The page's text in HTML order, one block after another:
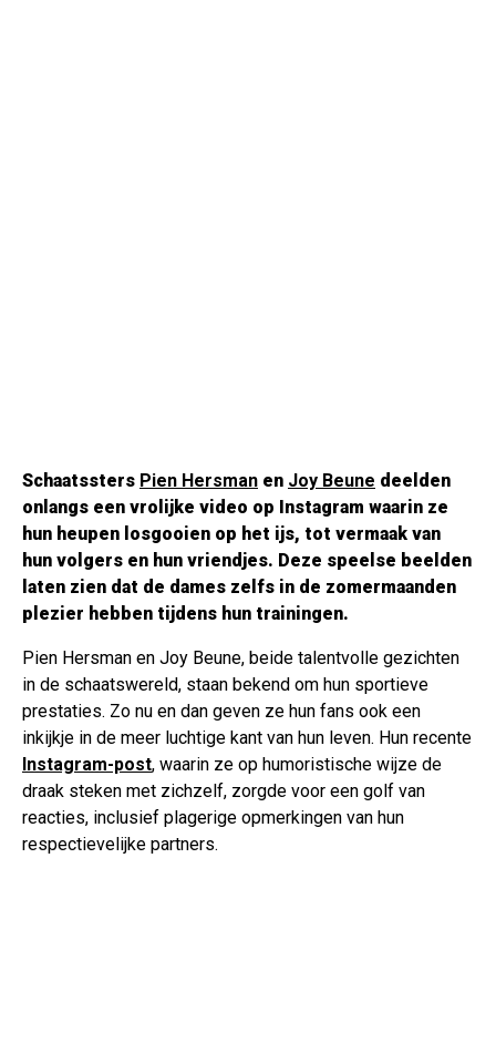
Schaatssters Pien Hersman en Joy Beune deelden
onlangs een vrolijke video op Instagram waarin ze
hun heupen losgooien op het ijs, tot vermaak van
hun volgers en hun vriendjes. Deze speelse beelden
laten zien dat de dames zelfs in de zomermaanden
plezier hebben tijdens hun trainingen.
Pien Hersman en Joy Beune, beide talentvolle gezichten
in de schaatswereld, staan bekend om hun sportieve
prestaties. Zo nu en dan geven ze hun fans ook een
inkijkje in de meer luchtige kant van hun leven. Hun recente
Instagram-post, waarin ze op humoristische wijze de
draak steken met zichzelf, zorgde voor een golf van
reacties, inclusief plagerige opmerkingen van hun
respectievelijke partners.